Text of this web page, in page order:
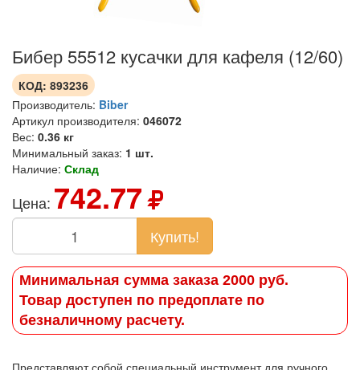
Бибер 55512 кусачки для кафеля (12/60)
КОД: 893236
Производитель: Biber
Артикул производителя: 046072
Вес: 0.36 кг
Минимальный заказ: 1 шт.
Наличие: Склад
Цена: 742.77
Купить!
Минимальная сумма заказа 2000 руб.
Товар доступен по предоплате по
безналичному расчету.
Представляют собой специальный инструмент для ручного